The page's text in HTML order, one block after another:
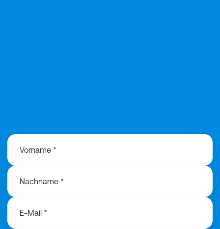
Vorname *
Nachname *
E-Mail *